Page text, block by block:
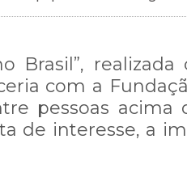
Brasil”,
com a
pessoas acima
de interesse, a